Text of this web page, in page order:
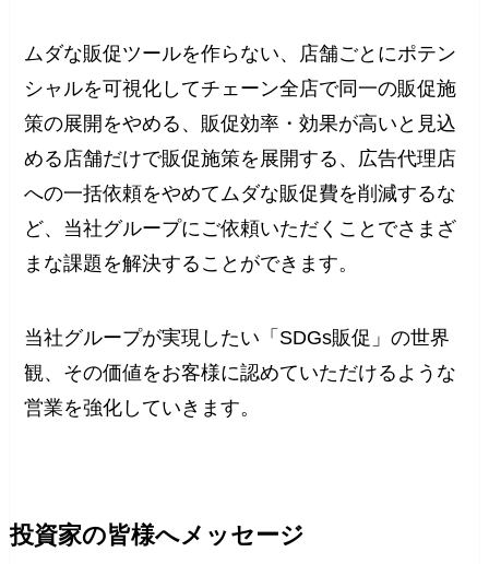
ムダな販促ツールを作らない、店舗ごとにポテン
シャルを可視化してチェーン全店で同一の販促施
策の展開をやめる、販促効率・効果が高いと見込
める店舗だけで販促施策を展開する、広告代理店
への一括依頼をやめてムダな販促費を削減するな
ど、当社グループにご依頼いただくことでさまざ
まな課題を解決することができます。
当社グループが実現したい「SDGs販促」の世界
観、その価値をお客様に認めていただけるような
営業を強化していきます。
投資家の皆様へメッセージ